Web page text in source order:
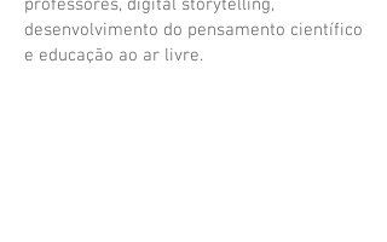
professores, digital storytelling,
desenvolvimento do pensamento científico
e educação ao ar livre.